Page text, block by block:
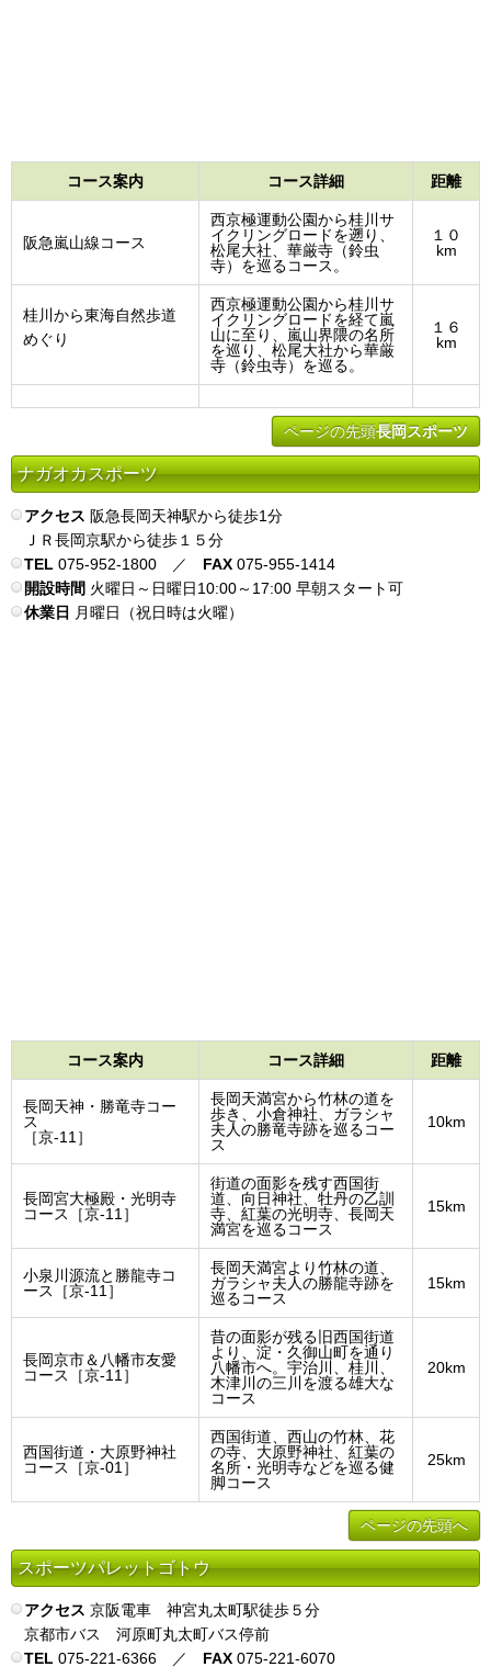
コース案内 コース詳細 距離
阪急嵐山線コース
西京極運動公園から桂川サ
イクリングロードを遡り、
松尾大社、華厳寺（鈴虫
寺）を巡るコース。
１０
km
桂川から東海自然歩道
めぐり
西京極運動公園から桂川サ
イクリングロードを経て嵐
山に至り、嵐山界隈の名所
を巡り、松尾大社から華厳
寺（鈴虫寺）を巡る。
１６
km
ページの先頭長岡スポーツ
ナガオカスポーツ
アクセス 阪急長岡天神駅から徒歩1分
ＪＲ長岡京駅から徒歩１５分
TEL 075-952-1800 ／ FAX 075-955-1414
開設時間 火曜日～日曜日10:00～17:00 早朝スタート可
休業日
月曜日（祝日時は火曜）
コース案内 コース詳細 距離
長岡天神・勝竜寺コー
ス
［京-11］
長岡天満宮から竹林の道を
歩き、小倉神社、ガラシャ
夫人の勝竜寺跡を巡るコー
ス
10km
長岡宮大極殿・光明寺
コース［京-11］
街道の面影を残す西国街
道、向日神社、牡丹の乙訓
寺、紅葉の光明寺、長岡天
満宮を巡るコース
15km
小泉川源流と勝龍寺コ
ース［京-11］
長岡天満宮より竹林の道、
ガラシャ夫人の勝龍寺跡を
巡るコース
15km
長岡京市＆八幡市友愛
コース［京-11］
昔の面影が残る旧西国街道
より、淀・久御山町を通り
八幡市へ。宇治川、桂川、
木津川の三川を渡る雄大な
コース
20km
西国街道・大原野神社
コース［京-01］
西国街道、西山の竹林、花
の寺、大原野神社、紅葉の
名所・光明寺などを巡る健
脚コース
25km
ページの先頭へ
スポーツパレットゴトウ
アクセス 京阪電車 神宮丸太町駅徒歩５分
京都市バス 河原町丸太町バス停前
TEL 075-221-6366 ／ FAX 075-221-6070